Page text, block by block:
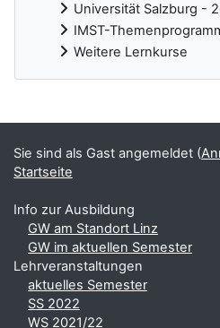
Universität Salzburg -
IMST-
Weitere Lernkurse
Ergänzungsblöcke
Sie sind als Gast angemeldet (
Startseite
Info zur Ausbildung
GW am Standort Linz
GW im aktuellen Semester
Lehrveranstaltungen
aktuelles Semester
SS 2022
WS 2021/22